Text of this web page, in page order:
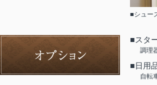
■シュー
■スタ
調理
■日用
自転